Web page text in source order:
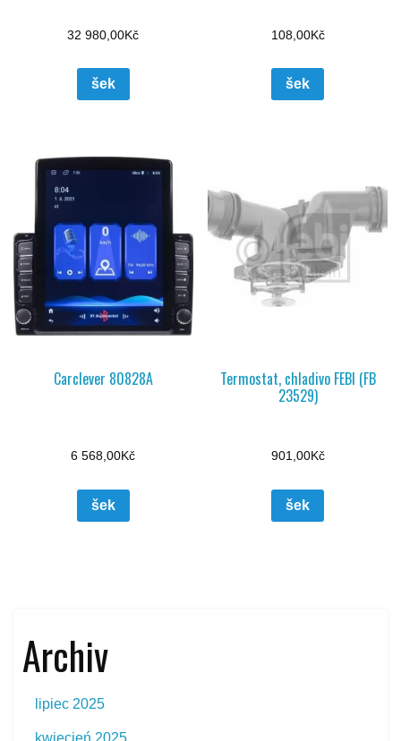
32 980,00Kč
šek
108,00Kč
šek
Carclever 80828A
6 568,00Kč
šek
Termostat, chladivo FEBI (FB
23529)
901,00Kč
šek
Archiv
lipiec 2025
kwiecień 2025